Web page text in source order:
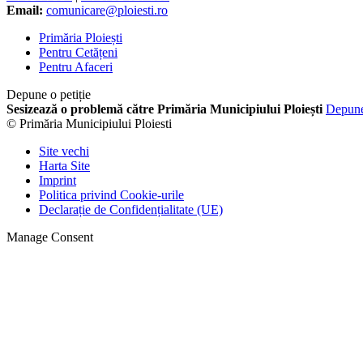
Email: comunicare@ploiesti.ro
Primăria Ploiești
Pentru Cetățeni
Pentru Afaceri
Depune o petiție
Sesizează o problemă către Primăria Municipiului Ploiești
© Primăria Municipiului Ploiesti
Site vechi
Harta Site
Imprint
Politica privind Cookie-urile
Declarație de Confidențialitate (UE)
Manage Consent